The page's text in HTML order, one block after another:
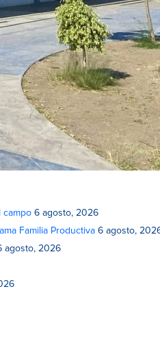
campo 6 agosto, 2026
Familia Productiva 6 agosto,
agosto, 2026